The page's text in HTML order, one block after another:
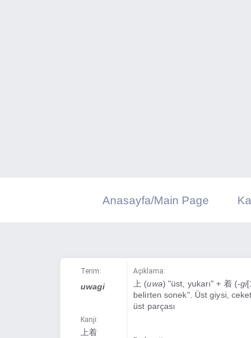
Anasayfa/Main Page
Terim:
uwagi
Kanji:
上着
Açıklama:
上 (uwa) "üst, yukarı" + 着 (-gi
belirten sonek". Üst giysi,
üst parçası